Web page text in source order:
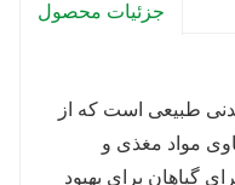
تنش های
و بیماری مقاوم تر
بالاتر و کیفیت
جزئیات محصول
طبیعی است که از
مواد مغذی و
گیاهان برای بهبود